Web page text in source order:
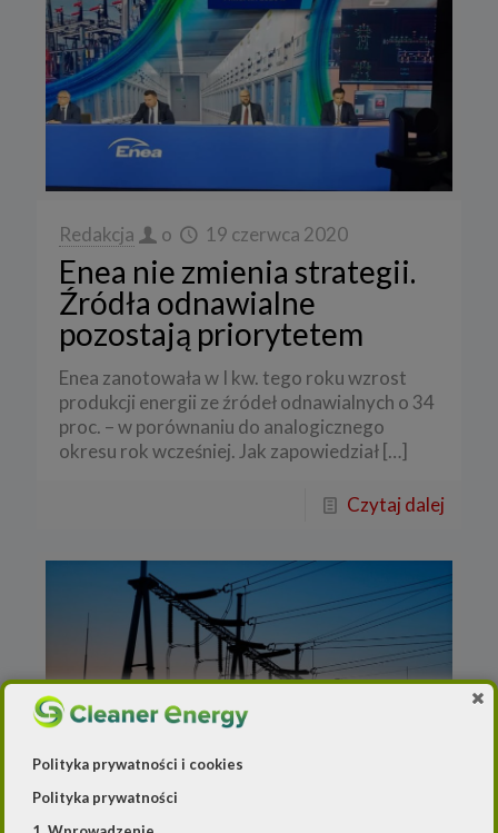
Redakcja o 19 czerwca 2020
Enea nie zmienia strategii.
Źródła odnawialne
pozostają priorytetem
Enea zanotowała w I kw. tego roku wzrost
produkcji energii ze źródeł odnawialnych o 34
proc. – w porównaniu do analogicznego
okresu rok wcześniej. Jak zapowiedział […]
Czytaj dalej
Polityka prywatności i cookies
Polityka prywatności